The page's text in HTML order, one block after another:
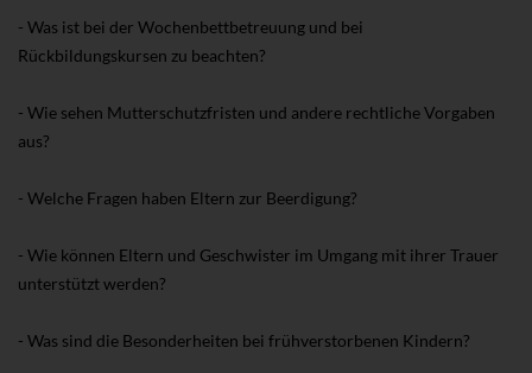
- Was ist bei der Wochenbettbetreuung und bei
Rückbildungskursen zu beachten?
- Wie sehen Mutterschutzfristen und andere rechtliche Vorgaben
aus?
- Welche Fragen haben Eltern zur Beerdigung?
- Wie können Eltern und Geschwister im Umgang mit ihrer Trauer
unterstützt werden?
- Was sind die Besonderheiten bei frühverstorbenen Kindern?